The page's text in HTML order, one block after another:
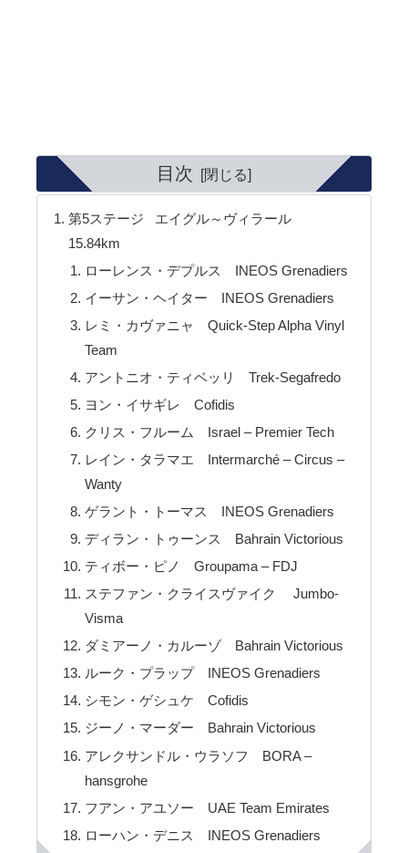
目次
第5ステージ エイグル～ヴィラール
15.84km
ローレンス・デプルス INEOS Grenadiers
イーサン・ヘイター INEOS Grenadiers
レミ・カヴァニャ Quick-Step Alpha Vinyl
Team
アントニオ・ティベッリ Trek-Segafredo
ヨン・イサギレ Cofidis
クリス・フルーム Israel – Premier Tech
レイン・タラマエ Intermarché – Circus –
Wanty
ゲラント・トーマス INEOS Grenadiers
ディラン・トゥーンス Bahrain Victorious
ティボー・ピノ Groupama – FDJ
ステファン・クライスヴァイク Jumbo-
Visma
ダミアーノ・カルーゾ Bahrain Victorious
ルーク・プラップ INEOS Grenadiers
シモン・ゲシュケ Cofidis
ジーノ・マーダー Bahrain Victorious
アレクサンドル・ウラソフ BORA –
hansgrohe
フアン・アユソー UAE Team Emirates
ローハン・デニス INEOS Grenadiers